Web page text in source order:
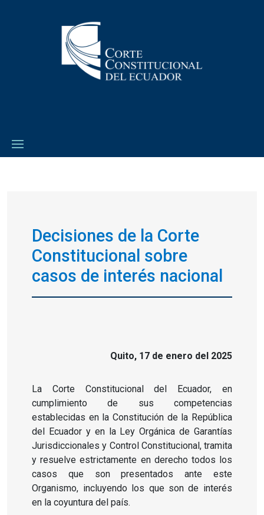
Decisiones de la Corte
Constitucional sobre
casos de interés nacional
Quito, 17 de enero del 2025
La Corte Constitucional del Ecuador, en
cumplimiento de sus competencias
establecidas en la Constitución de la República
del Ecuador y en la Ley Orgánica de Garantías
Jurisdiccionales y Control Constitucional, tramita
y resuelve estrictamente en derecho todos los
casos que son presentados ante este
Organismo, incluyendo los que son de interés
en la coyuntura del país.